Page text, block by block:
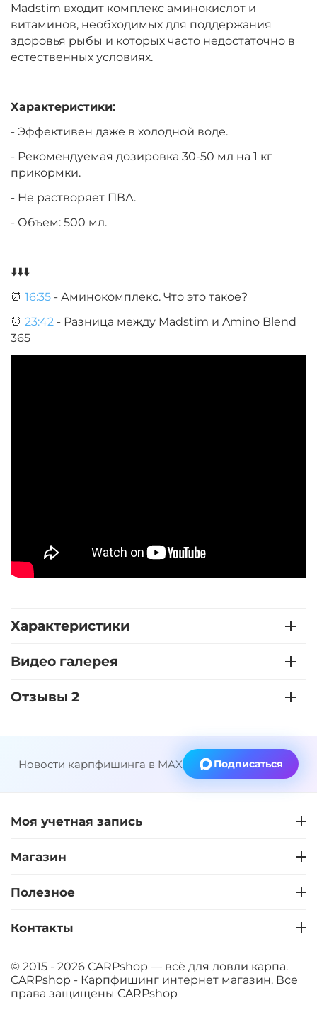
Madstim входит комплекс аминокислот и
витаминов, необходимых для поддержания
здоровья рыбы и которых часто недостаточно в
естественных условиях.
Характеристики:
- Эффективен даже в холодной воде.
- Рекомендуемая дозировка 30-50 мл на 1 кг
прикормки.
- Не растворяет ПВА.
- Объем: 500 мл.
⬇️⬇️⬇️
⏰ 16:35 - Аминокомплекс. Что это такое?
⏰ 23:42 - Разница между Madstim и Amino Blend
365
Характеристики
Видео галерея
Отзывы 2
Новости карпфишинга в MAX Подписаться
Моя учетная запись
Магазин
Полезное
Контакты
© 2015 - 2026 CARPshop — всё для ловли карпа.
CARPshop - Карпфишинг интернет магазин. Все
права защищены CARPshop